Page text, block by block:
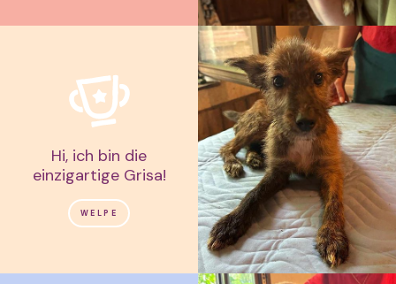
Hi, ich bin die
einzigartige Grisa!
WELPE